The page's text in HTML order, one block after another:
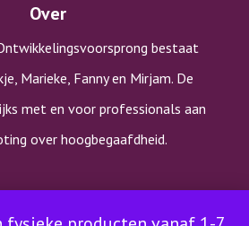
Over
bestaat
Marieke, Fanny en Mirjam. De
met en voor professionals aan
over hoogbegaafdheid.